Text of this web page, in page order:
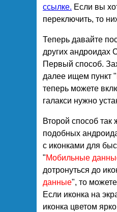
ссылке. Если вы
переключить, то
Теперь давайте
других андроидах
Первый способ.
далее ищем пункт "
теперь можете
галакси нужно
Второй способ так
подобных
с иконками для
"Мобильные
дотронуться до
данные", то
Если иконка на
иконка цветом